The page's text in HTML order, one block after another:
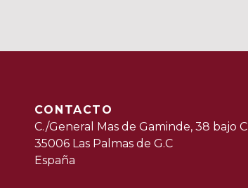
CONTACTO
C./General Mas de Gaminde, 38 bajo C
35006 Las Palmas de G.C
España